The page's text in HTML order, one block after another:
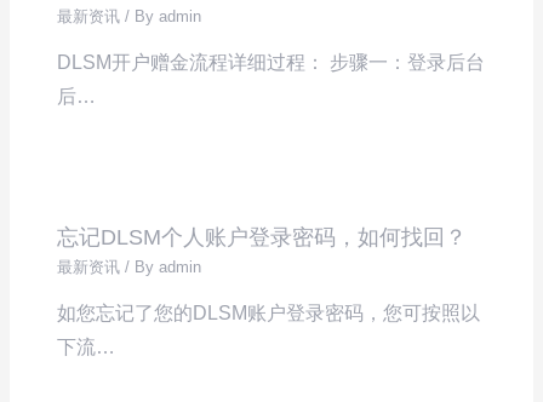
最新资讯 / Byadmin
DLSM开户赠金流程详细过程： 步骤一：登录后台
后…
忘记DLSM个人账户登录密码，如何找回？
最新资讯 / Byadmin
如您忘记了您的DLSM账户登录密码，您可按照以
下流…